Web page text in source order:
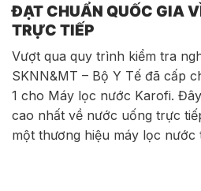
ĐẠT CHUẨN QUỐC GIA
TRỰC TIẾP
Vượt qua quy trình kiểm tra
SKNN&MT – Bộ Y Tế đã cấp
1 cho Máy lọc nước Karofi.
cao nhất về nước uống trực
một thương hiệu máy lọc nước